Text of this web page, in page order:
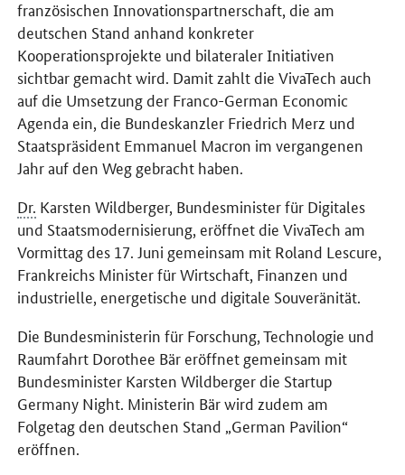
französischen Innovationspartnerschaft, die am
deutschen Stand anhand konkreter
Kooperationsprojekte und bilateraler Initiativen
sichtbar gemacht wird. Damit zahlt dieVivaTech auch
auf die Umsetzung der Franco-German Economic
Agenda ein, die Bundeskanzler Friedrich Merz und
Staatspräsident Emmanuel Macron im vergangenen
Jahr auf den Weg gebracht haben.
Dr. Karsten Wildberger, Bundesminister für Digitales
und Staatsmodernisierung, eröffnet dieVivaTech am
Vormittag des 17. Juni gemeinsam mit Roland Lescure,
Frankreichs Minister für Wirtschaft, Finanzen und
industrielle, energetische und digitale Souveränität.
Die Bundesministerin für Forschung, Technologie und
Raumfahrt Dorothee Bär eröffnet gemeinsam mit
Bundesminister Karsten Wildberger die Startup
Germany Night. Ministerin Bär wird zudem am
Folgetag den deutschen Stand „German Pavilion“
eröffnen.